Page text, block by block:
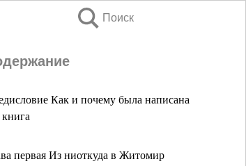
Поиск
Как и почему была написана
книга
первая Из ниоткуда в Житомир